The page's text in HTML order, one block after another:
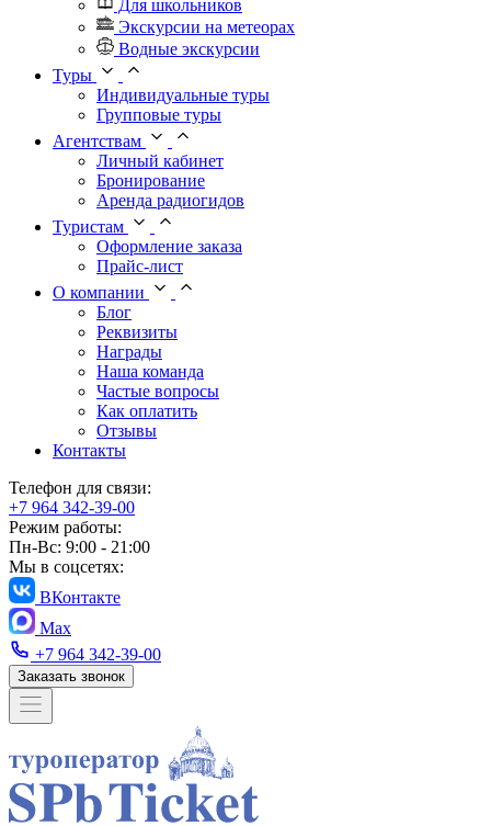
Для школьников
Экскурсии на метеорах
Водные экскурсии
Туры
Индивидуальные туры
Групповые туры
Агентствам
Личный кабинет
Бронирование
Аренда радиогидов
Туристам
Оформление заказа
Прайс-лист
О компании
Блог
Реквизиты
Награды
Наша команда
Частые вопросы
Как оплатить
Отзывы
Контакты
Телефон для связи:
+7 964 342-39-00
Режим работы:
Пн-Вс: 9:00 - 21:00
Мы в соцсетях:
ВКонтакте
Max
+7 964 342-39-00
Заказать звонок